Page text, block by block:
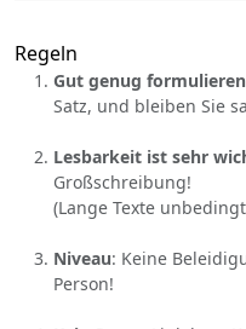
Regeln
Gut genug formulieren
Satz, und bleiben Sie
Lesbarkeit ist sehr
Großschreibung!
(Lange Texte
Niveau: Keine
Person!